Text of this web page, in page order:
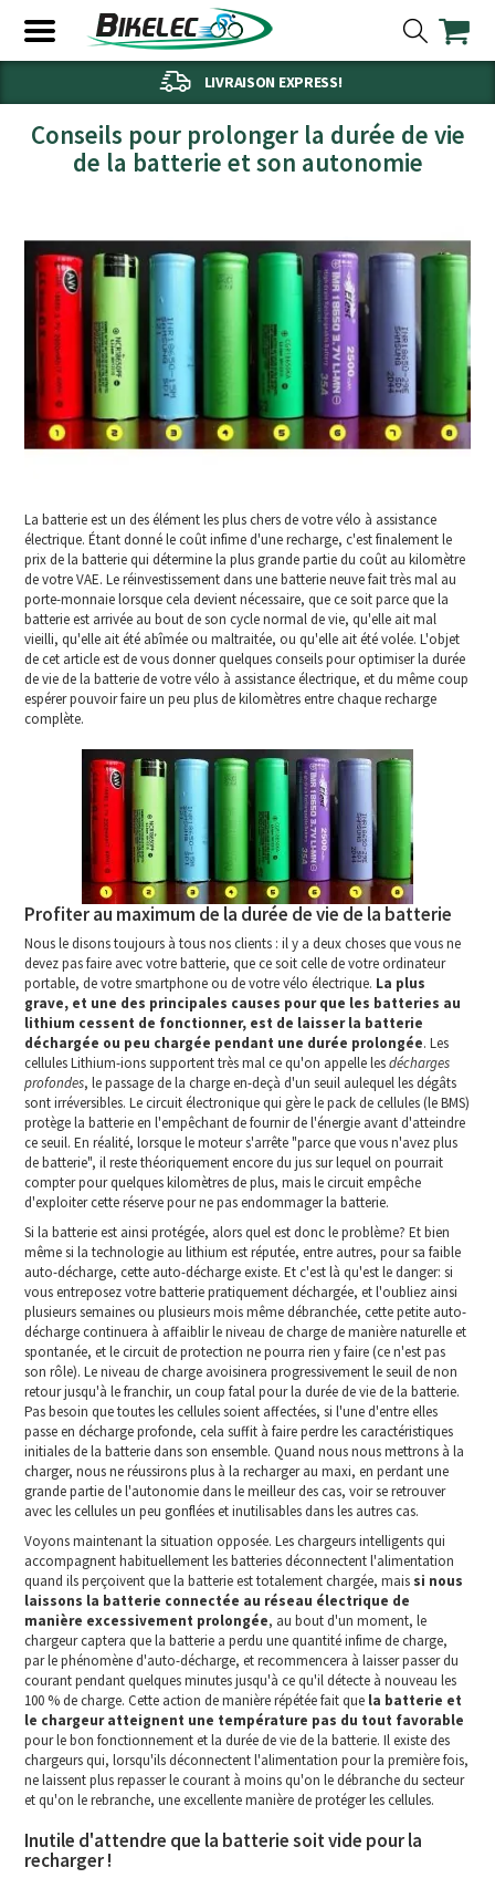
LIVRAISON EXPRESS!
Conseils pour prolonger la durée de vie
de la batterie et son autonomie
La batterie est un des élément les plus chers de votre vélo à assistance
électrique. Étant donné le coût infime d'une recharge, c'est finalement le
prix de la batterie qui détermine la plus grande partie du coût au kilomètre
de votre VAE. Le réinvestissement dans une batterie neuve fait très mal au
porte-monnaie lorsque cela devient nécessaire, que ce soit parce que la
batterie est arrivée au bout de son cycle normal de vie, qu'elle ait mal
vieilli, qu'elle ait été abîmée ou maltraitée, ou qu'elle ait été volée. L'objet
de cet article est de vous donner quelques conseils pour optimiser la durée
de vie de la batterie de votre vélo à assistance électrique, et du même coup
espérer pouvoir faire un peu plus de kilomètres entre chaque recharge
complète.
Profiter au maximum de la durée de vie de la batterie
Nous le disons toujours à tous nos clients : il y a deux choses que vous ne
devez pas faire avec votre batterie, que ce soit celle de votre ordinateur
portable, de votre smartphone ou de votre vélo électrique. La plus
grave, et une des principales causes pour que les batteries au
lithium cessent de fonctionner, est de laisser la batterie
déchargée ou peu chargée pendant une durée prolongée. Les
cellules Lithium-ions supportent très mal ce qu'on appelle lesdécharges
profondes, le passage de la charge en-deçà d'un seuil aulequel les dégâts
sont irréversibles. Le circuit électronique qui gère le pack de cellules (le BMS)
protège la batterie en l'empêchant de fournir de l'énergie avant d'atteindre
ce seuil. En réalité, lorsque le moteur s'arrête "parce que vous n'avez plus
de batterie", il reste théoriquement encore du jus sur lequel on pourrait
compter pour quelques kilomètres de plus, mais le circuit empêche
d'exploiter cette réserve pour ne pas endommager la batterie.
Si la batterie est ainsi protégée, alors quel est donc le problème? Et bien
même si la technologie au lithium est réputée, entre autres, pour sa faible
auto-décharge, cette auto-décharge existe. Et c'est là qu'est le danger: si
vous entreposez votre batterie pratiquement déchargée, et l'oubliez ainsi
plusieurs semaines ou plusieurs mois même débranchée, cette petite auto-
décharge continuera à affaiblir le niveau de charge de manière naturelle et
spontanée, et le circuit de protection ne pourra rien y faire (ce n'est pas
son rôle). Le niveau de charge avoisinera progressivement le seuil de non
retour jusqu'à le franchir, un coup fatal pour la durée de vie de la batterie.
Pas besoin que toutes les cellules soient affectées, si l'une d'entre elles
passe en décharge profonde, cela suffit à faire perdre les caractéristiques
initiales de la batterie dans son ensemble. Quand nous nous mettrons à la
charger, nous ne réussirons plus à la recharger au maxi, en perdant une
grande partie de l'autonomie dans le meilleur des cas, voir se retrouver
avec les cellules un peu gonflées et inutilisables dans les autres cas.
Voyons maintenant la situation opposée. Les chargeurs intelligents qui
accompagnent habituellement les batteries déconnectent l'alimentation
quand ils perçoivent que la batterie est totalement chargée, mais si nous
laissons la batterie connectée au réseau électrique de
manière excessivement prolongée, au bout d'un moment, le
chargeur captera que la batterie a perdu une quantité infime de charge,
par le phénomène d'auto-décharge, et recommencera à laisser passer du
courant pendant quelques minutes jusqu'à ce qu'il détecte à nouveau les
100 % de charge. Cette action de manière répétée fait que la batterie et
le chargeur atteignent une température pas du tout favorable
pour le bon fonctionnement et la durée de vie de la batterie. Il existe des
chargeurs qui, lorsqu'ils déconnectent l'alimentation pour la première fois,
ne laissent plus repasser le courant à moins qu'on le débranche du secteur
et qu'on le rebranche, une excellente manière de protéger les cellules.
Inutile d'attendre que la batterie soit vide pour la
recharger !